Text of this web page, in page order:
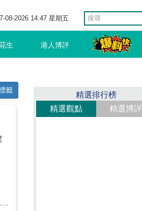
08-2026 14:47 星期五
生 港人博評
籤
精選排行榜
精選觀點
精選博評